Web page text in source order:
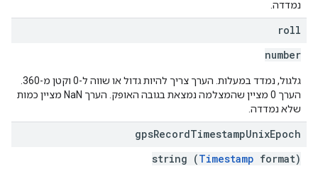
נמדדה.
roll
number
הערך 0 מציין שהמצלמה נמצאת בגובה האופק. הערך NaN מציין כמות
שלא נמדדה.
gpsRecordTimestampUnixEpoch
string (Timestamp format)